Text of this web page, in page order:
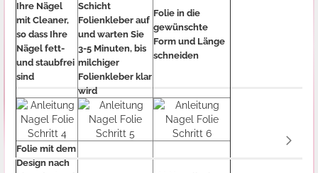
Ihre Nägel
mit Cleaner,
so dass Ihre
Nägel fett-
und staubfrei
sind
Schicht
Folienkleber auf
und warten Sie
3-5 Minuten, bis
milchiger
Folienkleber klar
wird
Folie in die
gewünschte
Form und Länge
schneiden
Folie mit dem
Design nach